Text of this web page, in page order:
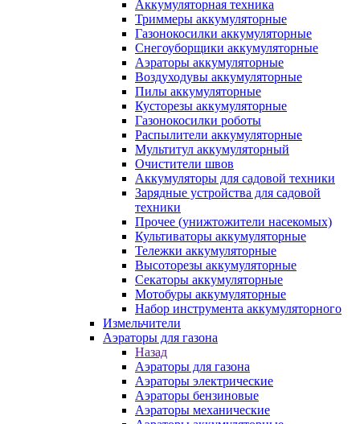
Аккумуляторная техника
Триммеры аккумуляторные
Газонокосилки аккумуляторные
Снегоуборщики аккумуляторные
Аэраторы аккумуляторные
Воздуходувы аккумуляторные
Пилы аккумуляторные
Кусторезы аккумуляторные
Газонокосилки роботы
Распылители аккумуляторные
Мультитул аккумуляторный
Очистители швов
Аккумуляторы для садовой техники
Зарядные устройства для садовой
техники
Прочее (унижтожители насекомых)
Культиваторы аккумуляторные
Тележки аккумуляторные
Высоторезы аккумуляторные
Секаторы аккумуляторные
Мотобуры аккумуляторные
Набор инструмента аккумуляторного
Измельчители
Аэраторы для газона
Назад
Аэраторы для газона
Аэраторы электрические
Аэраторы бензиновые
Аэраторы механические